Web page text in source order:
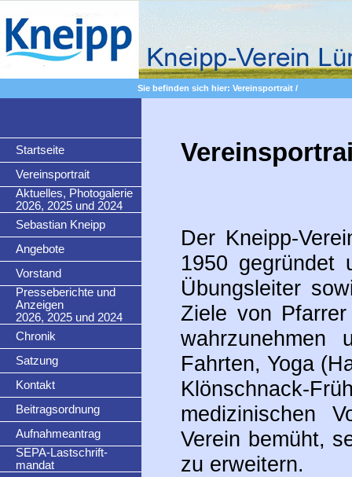
Sie befinden sich hier: Vereinsportrait /
Startseite
Vereinsportrait
Aktuelles, Photogalerie
2026, 2025 und 2024
Sebastian Kneipp
Angebote
Vorstand
Presseberichte und
Anzeigen
2026, 2025 und 2024
Chronik
Satzung
Kontakt
Beitragsordnung
Aufnahmeantrag
SEPA-Lastschrift-
mandat
Der Kneipp-
1950 gegründet
Übungsleiter
Ziele von
wahrzunehmen
Fahrten, Yoga
Klönschnack-
medizinischen
Verein bemüht,
zu erweitern.